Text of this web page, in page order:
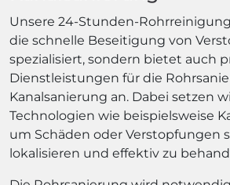
Unsere 24-Stunden-
die schnelle Beseitigung von
spezialisiert, sondern bietet auch
Dienstleistungen für die
Kanalsanierung an. Dabei setzen
Technologien wie beispielsweise
um Schäden oder Verstopfungen
lokalisieren und effektiv zu